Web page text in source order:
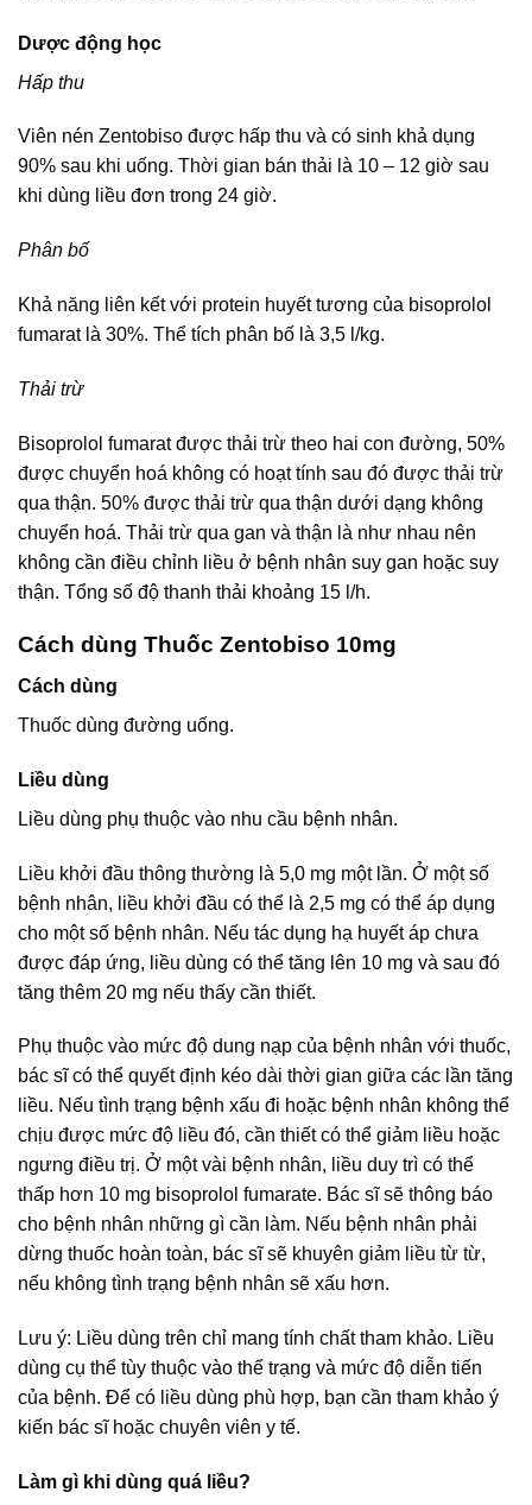
Dược động học
Hấp thu
Viên nén Zentobiso được hấp thu và có sinh khả dụng
90% sau khi uống. Thời gian bán thải là 10 – 12 giờ sau
khi dùng liều đơn trong 24 giờ.
Phân bố
Khả năng liên kết với protein huyết tương của bisoprolol
fumarat là 30%. Thể tích phân bố là 3,5 l/kg.
Thải trừ
Bisoprolol fumarat được thải trừ theo hai con đường, 50%
được chuyển hoá không có hoạt tính sau đó được thải trừ
qua thận. 50% được thải trừ qua thận dưới dạng không
chuyển hoá. Thải trừ qua gan và thận là như nhau nên
không cần điều chỉnh liều ở bệnh nhân suy gan hoặc suy
thận. Tổng số độ thanh thải khoảng 15 l/h.
Cách dùng Thuốc Zentobiso 10mg
Cách dùng
Thuốc dùng đường uống.
Liều dùng
Liều dùng phụ thuộc vào nhu cầu bệnh nhân.
Liều khởi đầu thông thường là 5,0 mg một lần. Ở một số
bệnh nhân, liều khởi đầu có thể là 2,5 mg có thể áp dụng
cho một số bệnh nhân. Nếu tác dụng hạ huyết áp chưa
được đáp ứng, liều dùng có thể tăng lên 10 mg và sau đó
tăng thêm 20 mg nếu thấy cần thiết.
Phụ thuộc vào mức độ dung nạp của bệnh nhân với thuốc,
bác sĩ có thể quyết định kéo dài thời gian giữa các lần tăng
liều. Nếu tình trạng bệnh xấu đi hoặc bệnh nhân không thể
chịu được mức độ liều đó, cần thiết có thể giảm liều hoặc
ngưng điều trị. Ở một vài bệnh nhân, liều duy trì có thể
thấp hơn 10 mg bisoprolol fumarate. Bác sĩ sẽ thông báo
cho bệnh nhân những gì cần làm. Nếu bệnh nhân phải
dừng thuốc hoàn toàn, bác sĩ sẽ khuyên giảm liều từ từ,
nếu không tình trạng bệnh nhân sẽ xấu hơn.
Lưu ý: Liều dùng trên chỉ mang tính chất tham khảo. Liều
dùng cụ thể tùy thuộc vào thể trạng và mức độ diễn tiến
của bệnh. Để có liều dùng phù hợp, bạn cần tham khảo ý
kiến bác sĩ hoặc chuyên viên y tế.
Làm gì khi dùng quá liều?